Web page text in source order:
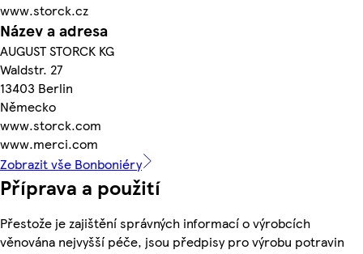
www.storck.cz
Název a adresa
AUGUST STORCK KG
Waldstr. 27
13403 Berlin
Německo
www.storck.com
www.merci.com
Zobrazit vše Bonboniéry
Příprava a použití
Přestože je zajištění správných informací o výrobcích
věnována nejvyšší péče, jsou předpisy pro výrobu potravin